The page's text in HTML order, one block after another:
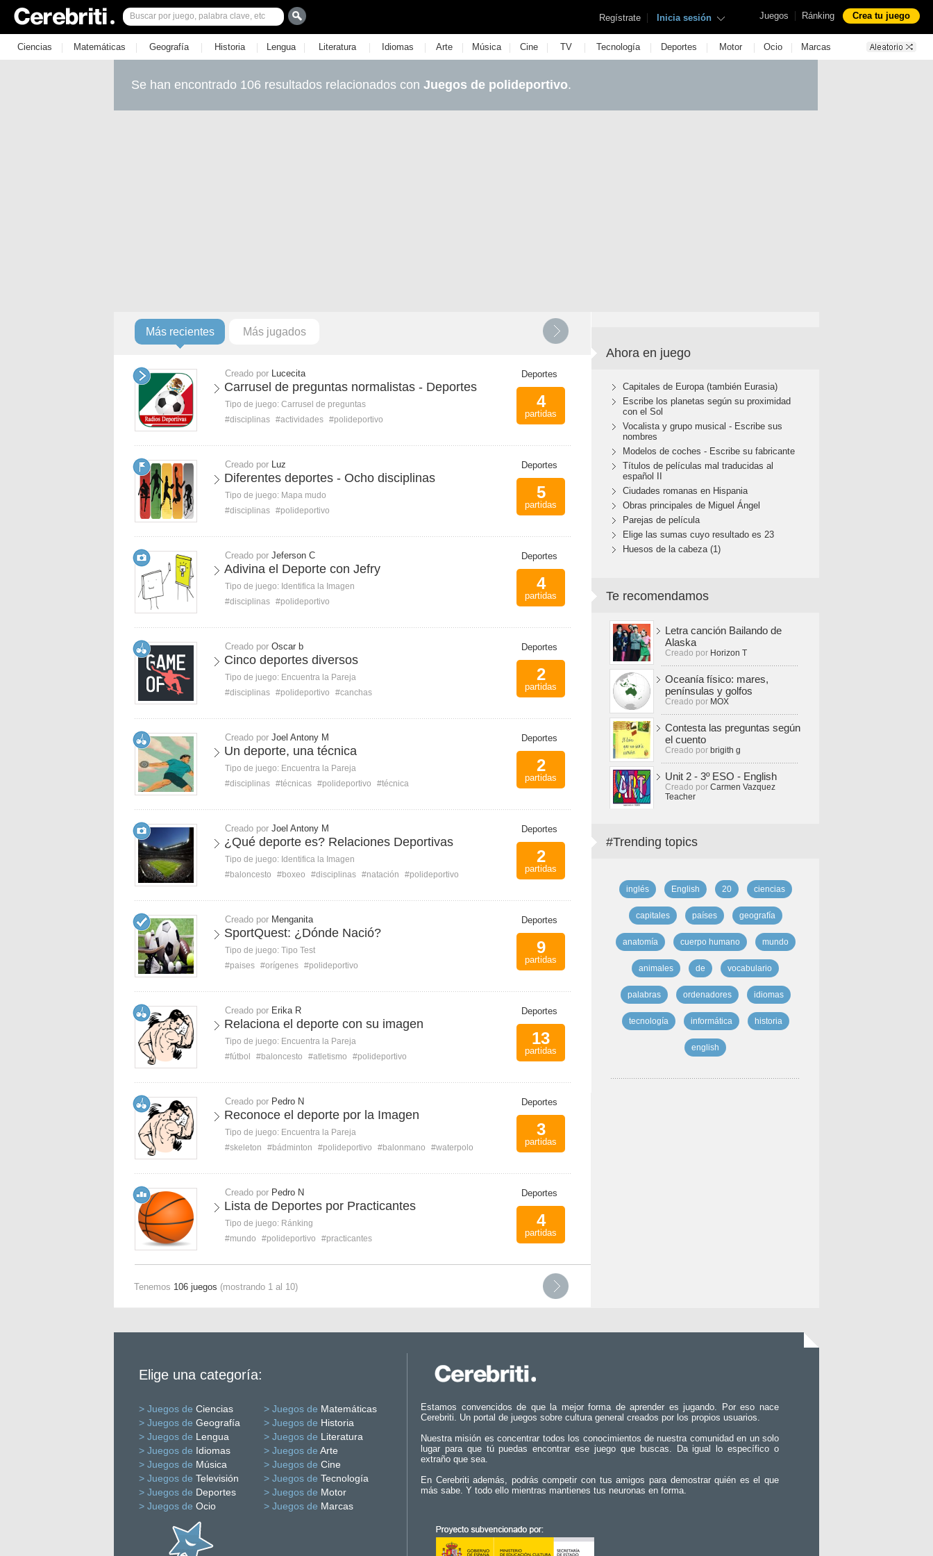
Juegos | Ránking Crea tu juego
Regístrate | Inicia sesión
Ciencias | Matemáticas | Geografía | Historia | Lengua | Literatura | Idiomas | Arte | Música | Cine | TV | Tecnología | Deportes | Motor | Ocio | Marcas
Se han encontrado 106 resultados relacionados con Juegos de polideportivo.
Más recientes Más jugados
Creado por Lucecita
Carrusel de preguntas normalistas - Deportes
Tipo de juego: Carrusel de preguntas
#disciplinas #actividades #polideportivo
Deportes
4
partidas
Creado por Luz
Diferentes deportes - Ocho disciplinas
Tipo de juego: Mapa mudo
#disciplinas #polideportivo
Deportes
5
partidas
Creado por Jeferson C
Adivina el Deporte con Jefry
Tipo de juego: Identifica la Imagen
#disciplinas #polideportivo
Deportes
4
partidas
Creado por Oscar b
Cinco deportes diversos
Tipo de juego: Encuentra la Pareja
#disciplinas #polideportivo #canchas
Deportes
2
partidas
Creado por Joel Antony M
Un deporte, una técnica
Tipo de juego: Encuentra la Pareja
#disciplinas #técnicas #polideportivo #técnica
Deportes
2
partidas
Creado por Joel Antony M
¿Qué deporte es? Relaciones Deportivas
Tipo de juego: Identifica la Imagen
#baloncesto
#boxeo #disciplinas #natación #polideportivo
Deportes
2
partidas
Creado por Menganita
SportQuest: ¿Dónde Nació?
Tipo de juego: Tipo Test
#paises #orígenes #polideportivo
Deportes
9
partidas
Creado por Erika R
Relaciona el deporte con su imagen
Tipo de juego: Encuentra la Pareja
#fútbol
#baloncesto #atletismo #polideportivo
Deportes
13
partidas
Creado por Pedro N
Reconoce el deporte por la Imagen
Tipo de juego: Encuentra la Pareja
#skeleton
#bádminton #polideportivo #balonmano #waterpolo
Deportes
3
partidas
Creado por Pedro N
Lista de Deportes por Practicantes
Tipo de juego: Ránking
#mundo
#polideportivo #practicantes
Deportes
4
partidas
Tenemos 106 juegos (mostrando 1 al 10)
Ahora en juego
Capitales de Europa (también Eurasia)
Escribe los planetas según su proximidad
con el Sol
Vocalista y grupo musical - Escribe sus
nombres
Modelos de coches - Escribe su fabricante
Títulos de películas mal traducidas al
español II
Ciudades romanas en Hispania
Obras principales de Miguel Ángel
Parejas de película
Elige las sumas cuyo resultado es 23
Huesos de la cabeza (1)
Te recomendamos
Letra canción Bailando de
Alaska
Creado por Horizon T
Oceanía físico: mares,
penínsulas y golfos
Creado por MOX
Contesta las preguntas según
el cuento
Creado por brigith g
Unit 2 - 3º ESO - English
Creado por Carmen Vazquez
Teacher
#Trending topics
inglés English 20 ciencias
capitales países geografía
anatomía cuerpo humano mundo
animales de vocabulario
palabras ordenadores idiomas
tecnología informática historia
english
Elige una categoría:
> Juegos de Ciencias > Juegos de Matemáticas
> Juegos de Geografía > Juegos de Historia
> Juegos de Lengua > Juegos de Literatura
> Juegos de Idiomas > Juegos de Arte
> Juegos de Música > Juegos de Cine
> Juegos de Televisión > Juegos de Tecnología
> Juegos de Deportes > Juegos de Motor
> Juegos de Ocio > Juegos de Marcas
Estamos convencidos de que la mejor forma de aprender es jugando. Por eso nace
Cerebriti. Un portal de juegos sobre cultura general creados por los propios usuarios.
Nuestra misión es concentrar todos los conocimientos de nuestra comunidad en un solo
lugar para que tú puedas encontrar ese juego que buscas. Da igual lo específico o
extraño que sea.
En Cerebriti además, podrás competir con tus amigos para demostrar quién es el que
más sabe. Y todo ello mientras mantienes tus neuronas en forma.